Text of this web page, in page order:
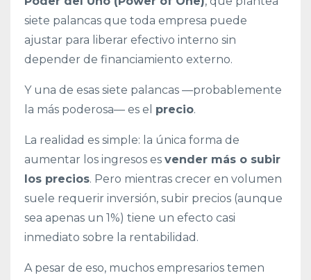
siete palancas que toda empresa puede
ajustar para liberar efectivo interno sin
depender de financiamiento externo.
Y una de esas siete palancas —probablemente
la más poderosa— es el precio.
La realidad es simple: la única forma de
aumentar los ingresos es vender más o subir
los precios. Pero mientras crecer en volumen
suele requerir inversión, subir precios (aunque
sea apenas un 1%) tiene un efecto casi
inmediato sobre la rentabilidad.
A pesar de eso, muchos empresarios temen